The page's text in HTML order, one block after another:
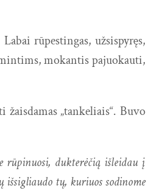
rūpestingas, užsispyręs,
mokantis pajuokauti,
„tankeliais“. Buvo
rūpinuosi, dukterėčią išleidau į
tų, kuriuos sodinome